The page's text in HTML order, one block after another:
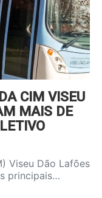
CIM VISEU
MAIS DE
Viseu Dão Lafões
principais…